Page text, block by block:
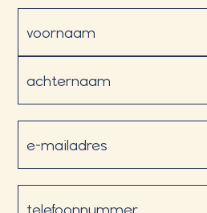
E-
mailadres(Vereist)
Telefoon(Vereist)